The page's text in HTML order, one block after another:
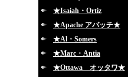
★Isaiah・Ortiz
★Apache アパッチ★
★Al・Somers
★Marc・Antia
★Ottawa オッタワ★